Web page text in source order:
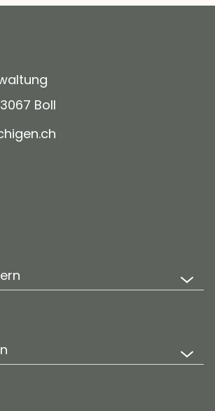
Boll
g n ch